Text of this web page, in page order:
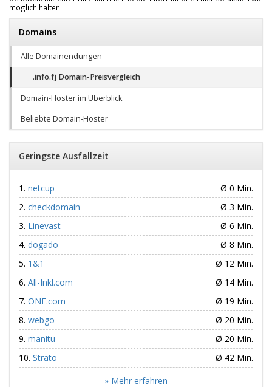
möglich halten.
Domains
Alle Domainendungen
.info.fj Domain-Preisvergleich
Domain-Hoster im Überblick
Beliebte Domain-Hoster
Geringste Ausfallzeit
netcup
Ø 0 Min.
checkdomain
Ø 3 Min.
Linevast
Ø 6 Min.
dogado
Ø 8 Min.
1&1
Ø 12 Min.
All-Inkl.com
Ø 14 Min.
ONE.com
Ø 19 Min.
webgo
Ø 20 Min.
manitu
Ø 20 Min.
Strato
Ø 42 Min.
» Mehr erfahren